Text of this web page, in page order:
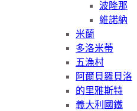
波隆那
維諾納
米蘭
多洛米蒂
五漁村
阿爾貝羅貝洛
的里雅斯特
義大利國鐵